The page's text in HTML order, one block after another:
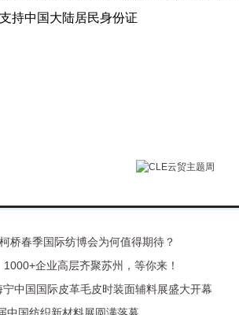
持中国大陆居民身份证
桥春季国际纺博会为何值得期待？
企业高层齐聚苏州，等你来！
宁中国国际皮革毛皮时装面辅料展盛大开幕